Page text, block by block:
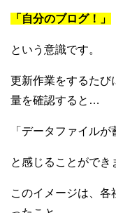
「自分のブログ！」
という意識です。
更新作業をするたび
量を確認すると…
「データファイルが
と感じることができ
このイメージは、